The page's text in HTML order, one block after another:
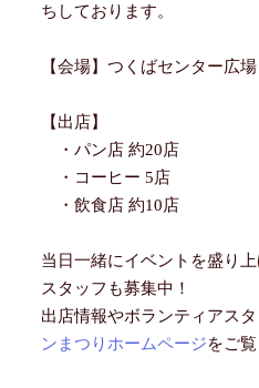
ちしております。
【会場】つくばセンター広
【出店】
・パン店 約20店
・コーヒー 5店
・飲食店 約10店
当日一緒にイベントを盛り
スタッフも募集中！
出店情報やボランティアス
ンまつりホームページをご覧